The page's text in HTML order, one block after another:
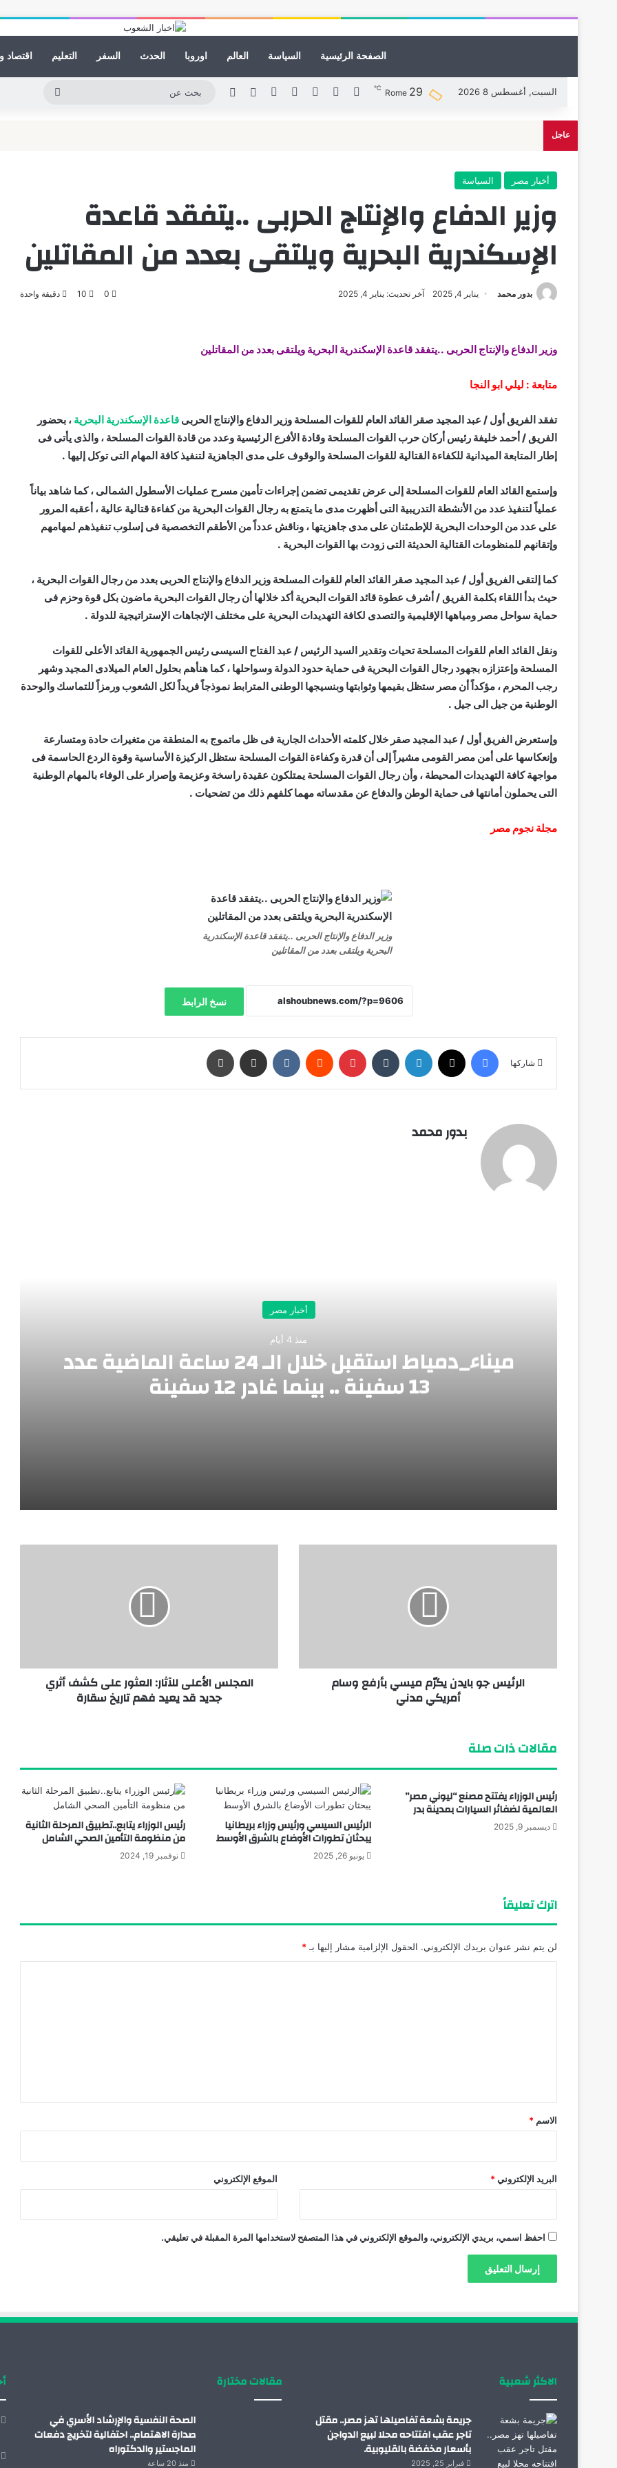
الصفحة الرئيسية السياسة العالم اوروبا الحدث السفر التعليم اقتصاد
السبت, أغسطس 8 2026 Rome 29
℃ فيسبوك لينكدإنيوتيوب انستقراممقال عشوائي
الوضع المظلم
عاجل
أخبار مصر السياسة
وزير الدفاع والإنتاج الحربى ..يتفقد قاعدة
الإسكندرية البحرية ويلتقى بعدد من المقاتلين
بدور محمد يناير 4, 2025 آخر تحديث: يناير 4, 2025 0
10 دقيقة واحدة
وزير الدفاع والإنتاج الحربى ..يتفقد قاعدة الإسكندرية البحرية ويلتقى بعدد من المقاتلين
متابعة : ليلي ابو النجا
تفقد الفريق أول / عبد المجيد صقر القائد العام للقوات المسلحة وزير الدفاع والإنتاج الحربى قاعدة الإسكندرية البحرية ، بحضور
الفريق / أحمد خليفة رئيس أركان حرب القوات المسلحة وقادة الأفرع الرئيسية وعدد من قادة القوات المسلحة ، والذى يأتى فى
إطار المتابعة الميدانية للكفاءة القتالية للقوات المسلحة والوقوف على مدى الجاهزية لتنفيذ كافة المهام التى توكل إليها .
وإستمع القائد العام للقوات المسلحة إلى عرض تقديمى تضمن إجراءات تأمين مسرح عمليات الأسطول الشمالى ، كما شاهد بياناً
عملياً لتنفيذ عدد من الأنشطة التدريبية التى أظهرت مدى ما يتمتع به رجال القوات البحرية من كفاءة قتالية عالية ، أعقبه المرور
على عدد من الوحدات البحرية للإطمئنان على مدى جاهزيتها ، وناقش عدداً من الأطقم التخصصية فى إسلوب تنفيذهم لمهامهم
وإتقانهم للمنظومات القتالية الحديثة التى زودت بها القوات البحرية .
كما إلتقى الفريق أول / عبد المجيد صقر القائد العام للقوات المسلحة وزير الدفاع والإنتاج الحربى بعدد من رجال القوات البحرية ،
حيث بدأ اللقاء بكلمة الفريق / أشرف عطوة قائد القوات البحرية أكد خلالها أن رجال القوات البحرية ماضون بكل قوة وحزم فى
حماية سواحل مصر ومياهها الإقليمية والتصدى لكافة التهديدات البحرية على مختلف الإتجاهات الإستراتيجية للدولة .
ونقل القائد العام للقوات المسلحة تحيات وتقدير السيد الرئيس / عبد الفتاح السيسى رئيس الجمهورية القائد الأعلى للقوات
المسلحة وإعتزازه بجهود رجال القوات البحرية فى حماية حدود الدولة وسواحلها ، كما هنأهم بحلول العام الميلادى المجيد وشهر
رجب المحرم ، مؤكداً أن مصر ستظل بقيمها وثوابتها وبنسيجها الوطنى المترابط نموذجاً فريداً لكل الشعوب ورمزاً للتماسك والوحدة
الوطنية من جيل الى جيل .
وإستعرض الفريق أول / عبد المجيد صقر خلال كلمته الأحداث الجارية فى ظل ماتموج به المنطقة من متغيرات حادة ومتسارعة
وإنعكاسها على أمن مصر القومى مشيراً إلى أن قدرة وكفاءة القوات المسلحة ستظل الركيزة الأساسية وقوة الردع الحاسمة فى
مواجهة كافة التهديدات المحيطة ، وأن رجال القوات المسلحة يمتلكون عقيدة راسخة وعزيمة وإصرار على الوفاء بالمهام الوطنية
التى يحملون أمانتها فى حماية الوطن والدفاع عن مقدساته مهما كلفهم ذلك من تضحيات .
مجلة نجوم مصر
وزير الدفاع والإنتاج الحربى ..يتفقد قاعدة الإسكندرية
البحرية ويلتقى بعدد من المقاتلين
نسخ الرابط
شاركها
بدور محمد
أخبار مصر
منذ 4 أيام
ميناء_دمياط استقبل خلال الـ 24 ساعة الماضية عدد
13 سفينة .. بينما غادر 12 سفينة
منذ أسبوع واحد
الكشف عن شواهد قبور وتوابيت وتمائم بمنطقة تل الدير بمحافظة دمياط
الرئيس جو بايدن يكرّم ميسي بأرفع وسام
أمريكي مدني
المجلس الأعلى للآثار: العثور على كشف أثري
جديد قد يعيد فهم تاريخ سقارة
مقالات ذات صلة
رئيس الوزراء يفتتح مصنع “ليوني مصر”
العالمية لضفائر السيارات بمدينة بدر
ديسمبر 9, 2025 الرئيس السيسي ورئيس وزراء بريطانيا
يبحثان تطورات الأوضاع بالشرق الأوسط
يونيو 26, 2025
رئيس الوزراء يتابع..تطبيق المرحلة الثانية
من منظومة التأمين الصحي الشامل
نوفمبر 19, 2024
اترك تعليقاً
لن يتم نشر عنوان بريدك الإلكتروني. الحقول الإلزامية مشار إليها بـ *
*
الاسم *
البريد الإلكتروني * الموقع الإلكتروني
احفظ اسمي، بريدي الإلكتروني، والموقع الإلكتروني في هذا المتصفح لاستخدامها المرة المقبلة في تعليقي.
الاكثر شعبية
جريمة بشعة تفاصيلها تهز مصر.. مقتل
تاجر عقب افتتاحه محلا لبيع الدواجن
بأسعار مخفضة بالقليوبية.
فبراير 25, 2025
مقالات مختارة
الصحة النفسية والإرشاد الأسري في
صدارة الاهتمام.. احتفالية لتخريج دفعات
الماجستير والدكتوراه
منذ 20 ساعة